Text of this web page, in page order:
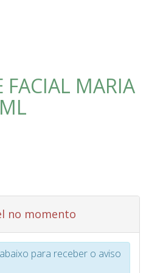
FACIAL MARIA
no momento
para receber o aviso